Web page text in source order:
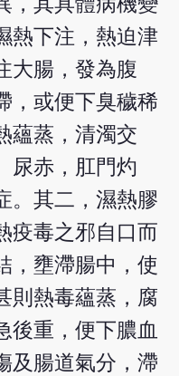
熱下注，熱迫津
大腸，發為腹
，或便下臭穢稀
蘊蒸，清濁交
尿赤，肛門灼
。其二，濕熱膠
疫毒之邪自口而
，壅滯腸中，使
則熱毒蘊蒸，腐
後重，便下膿血
及腸道氣分，滯